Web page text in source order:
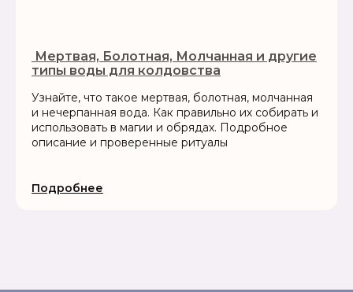
‍ Мертвая, Болотная, Молчанная и другие
типы воды для колдовства
Узнайте, что такое мертвая, болотная, молчанная
и нечерпанная вода. Как правильно их собирать и
использовать в магии и обрядах. Подробное
описание и проверенные ритуалы
Подробнее